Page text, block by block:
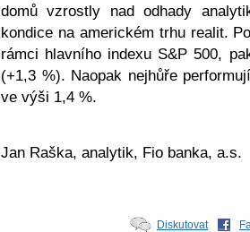
domů vzrostly nad odhady
kondice na americkém trhu realit.
rámci hlavního indexu S&P 500,
(+1,3 %). Naopak nejhůře
ve výši 1,4 %.
Jan Raška, analytik, Fio banka, a.s.
Diskutovat